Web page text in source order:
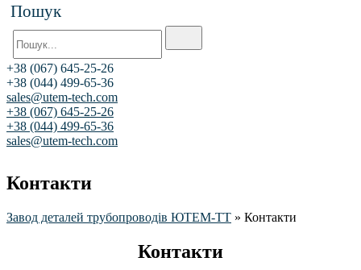
Пошук
+38 (067) 645-25-26
+38 (044) 499-65-36
sales@utem-tech.com
+38 (067) 645-25-26
+38 (044) 499-65-36
sales@utem-tech.com
Контакти
Завод деталей трубопроводів ЮТЕМ-ТТ » Контакти
Контакти